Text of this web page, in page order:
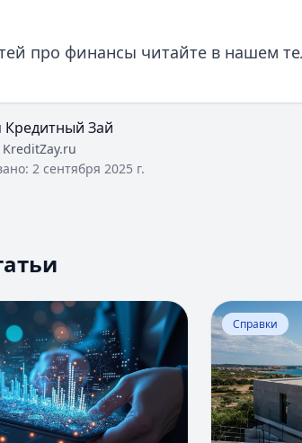
про финансы читайте в нашем
Кредитный Зай
KreditZay.ru
2 сентября 2025 г.
Оценка вероятности банкротстваПерейти к
Справки